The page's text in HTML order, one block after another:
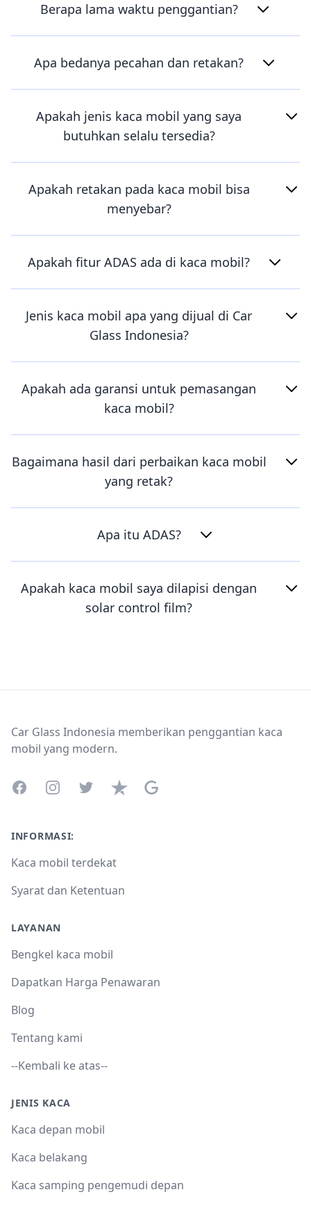
Berapa lama waktu penggantian?
Apa bedanya pecahan dan retakan?
Apakah jenis kaca mobil yang saya
butuhkan selalu tersedia?
Apakah retakan pada kaca mobil bisa
menyebar?
Apakah fitur ADAS ada di kaca mobil?
Jenis kaca mobil apa yang dijual di Car
Glass Indonesia?
Apakah ada garansi untuk pemasangan
kaca mobil?
Bagaimana hasil dari perbaikan kaca mobil
yang retak?
Apa itu ADAS?
Apakah kaca mobil saya dilapisi dengan
solar control film?
Car Glass Indonesia memberikan penggantian kaca
mobil yang modern.
FacebookInstagramTwitterTrustpilotGoogle Business Profile
INFORMASI:
Kaca mobil terdekat
Syarat dan Ketentuan
LAYANAN
Bengkel kaca mobil
Dapatkan Harga Penawaran
Blog
Tentang kami
--Kembali ke atas--
JENIS KACA
Kaca depan mobil
Kaca belakang
Kaca samping pengemudi depan